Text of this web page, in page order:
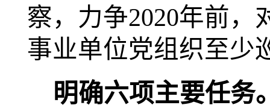
察，力争2020年前，
事业单位党组织至少
明确六项主要任务